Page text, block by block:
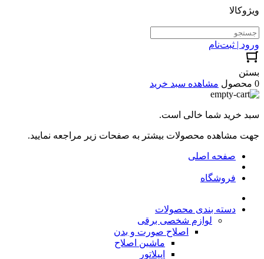
ویژوکالا
ورود | ثبت‌نام
بستن
0 محصول
مشاهده سبد خرید
سبد خرید شما خالی است.
جهت مشاهده محصولات بیشتر به صفحات زیر مراجعه نمایید.
صفحه اصلی
فروشگاه
دسته بندی محصولات
لوازم شخصی برقی
اصلاح صورت و بدن
ماشین اصلاح
اپیلاتور